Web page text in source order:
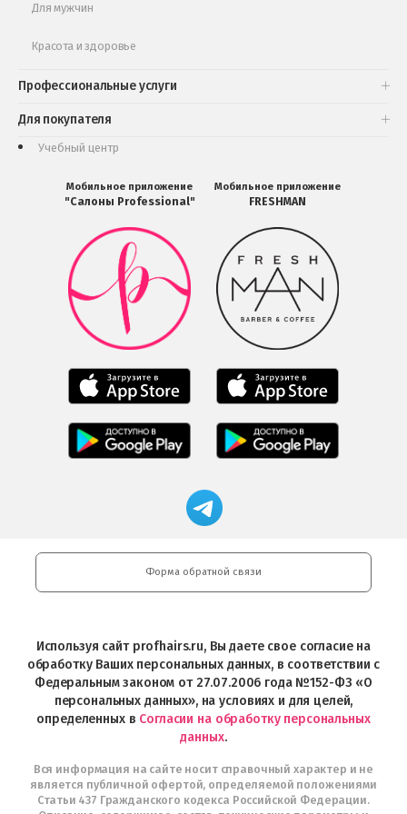
Для мужчин
Красота и здоровье
Профессиональные услуги
Для покупателя
Учебный центр
Мобильное приложение
"Салоны Professional"
Мобильное
приложение
Салоны
Professional
загрузить
в
Google
Мобильное
приложение
Professional
загрузить
Мобильное
приложение
Professional
загрузить
Play
Мобильное приложение
FRESHMAN
Мобильное
приложение
FRESHMAN
в
Google
Play
Мобильное
приложение
загрузить
в
Мобильное
приложение
Магазин
профессиональной
Professional
и
Интернет-
Telegram
Форма обратной связи
Используя сайт profhairs.ru, Вы даете свое согласие на
обработку Ваших персональных данных, в соответствии с
Федеральным законом от 27.07.2006 года №152-ФЗ «О
персональных данных», на условиях и для целей,
определенных в Согласии на обработку персональных
данных.
Вся информация на сайте носит справочный характер и не
является публичной офертой, определяемой положениями
Статьи 437 Гражданского кодекса Российской Федерации.